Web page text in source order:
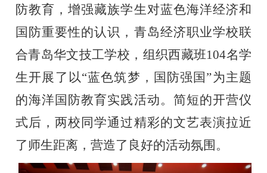
防教育，增强藏族学生对蓝色海洋经济和
国防重要性的认识，青岛经济职业学校联
合青岛华文技工学校，组织西藏班104名学
生开展了 以“蓝色筑梦，国防强 国 ”为主题
的海洋国防教育实践活动。简短的开营仪
式后，两校同学通过精彩的文艺表演拉近
了师生距离，营造了良好的活动氛围。